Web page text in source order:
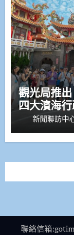
觀光局推
四大濱海
新聞聯訪中
聯絡信箱